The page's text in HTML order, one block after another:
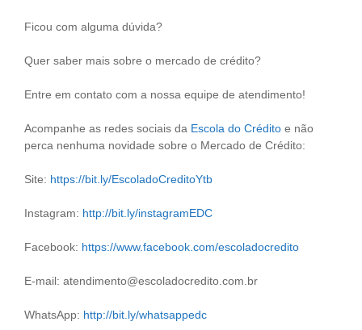
Ficou com alguma dúvida?
Quer saber mais sobre o mercado de crédito?
Entre em contato com a nossa equipe de atendimento!
Acompanhe as redes sociais da Escola do Crédito e não
perca nenhuma novidade sobre o Mercado de Crédito:
Site: https://bit.ly/EscoladoCreditoYtb
Instagram: http://bit.ly/instagramEDC
Facebook: https://www.facebook.com/escoladocredito
E-mail: atendimento@escoladocredito.com.br
WhatsApp: http://bit.ly/whatsappedc